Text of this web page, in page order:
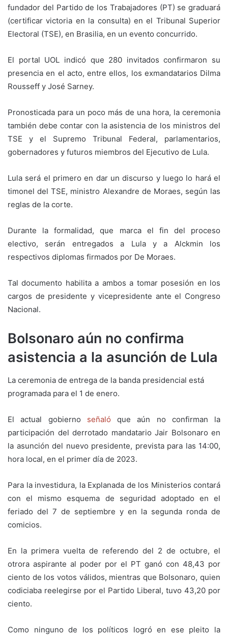
fundador del Partido de los Trabajadores (PT) se graduará
(certificar victoria en la consulta) en el Tribunal Superior
Electoral (TSE), en Brasilia, en un evento concurrido.
El portal UOL indicó que 280 invitados confirmaron su
presencia en el acto, entre ellos, los exmandatarios Dilma
Rousseff y José Sarney.
Pronosticada para un poco más de una hora, la ceremonia
también debe contar con la asistencia de los ministros del
TSE y el Supremo Tribunal Federal, parlamentarios,
gobernadores y futuros miembros del Ejecutivo de Lula.
Lula será el primero en dar un discurso y luego lo hará el
timonel del TSE, ministro Alexandre de Moraes, según las
reglas de la corte.
Durante la formalidad, que marca el fin del proceso
electivo, serán entregados a Lula y a Alckmin los
respectivos diplomas firmados por De Moraes.
Tal documento habilita a ambos a tomar posesión en los
cargos de presidente y vicepresidente ante el Congreso
Nacional.
Bolsonaro aún no confirma
asistencia a la asunción de Lula
La ceremonia de entrega de la banda presidencial está
programada para el 1 de enero.
El actual gobierno señaló que aún no confirman la
participación del derrotado mandatario Jair Bolsonaro en
la asunción del nuevo presidente, prevista para las 14:00,
hora local, en el primer día de 2023.
Para la investidura, la Explanada de los Ministerios contará
con el mismo esquema de seguridad adoptado en el
feriado del 7 de septiembre y en la segunda ronda de
comicios.
En la primera vuelta de referendo del 2 de octubre, el
otrora aspirante al poder por el PT ganó con 48,43 por
ciento de los votos válidos, mientras que Bolsonaro, quien
codiciaba reelegirse por el Partido Liberal, tuvo 43,20 por
ciento.
Como ninguno de los políticos logró en ese pleito la